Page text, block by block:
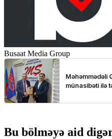
Busaat Media Group
Bu bölməyə aid